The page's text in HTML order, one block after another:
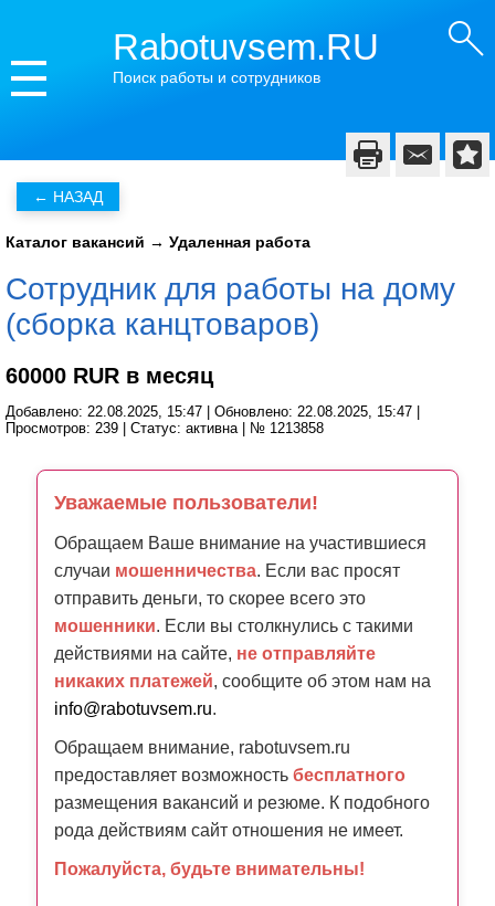
Rabotuvsem.RU
Поиск работы и сотрудников
Каталог вакансий → Удаленная работа
Сотрудник для работы на дому
(сборка канцтоваров)
60000 RUR в месяц
Добавлено: 22.08.2025, 15:47 | Обновлено: 22.08.2025, 15:47 |
Просмотров: 239 | Статус: активна | № 1213858
Уважаемые пользователи!
Обращаем Ваше внимание на участившиеся
случаи мошенничества. Если вас просят
отправить деньги, то скорее всего это
мошенники. Если вы столкнулись с такими
действиями на сайте, не отправляйте
никаких платежей, сообщите об этом нам на
info@rabotuvsem.ru.
Обращаем внимание, rabotuvsem.ru
предоставляет возможность бесплатного
размещения вакансий и резюме. К подобного
рода действиям сайт отношения не имеет.
Пожалуйста, будьте внимательны!